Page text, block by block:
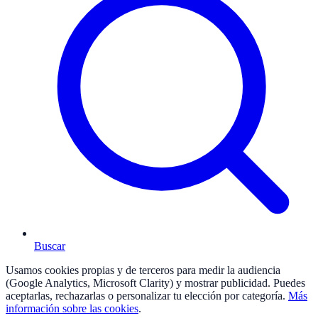
Buscar
Usamos cookies propias y de terceros para medir la audiencia
(Google Analytics, Microsoft Clarity) y mostrar publicidad. Puedes
aceptarlas, rechazarlas o personalizar tu elección por categoría. Más
información sobre las cookies.